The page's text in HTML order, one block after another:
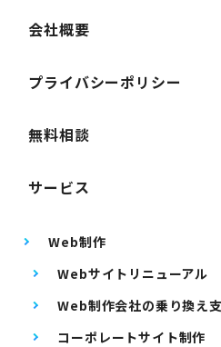
会社概要
プライバシーポリシー
無料相談
サービス
Web制作
Webサイトリニューアル
Web制作会社の乗り換え
コーポレートサイト制作